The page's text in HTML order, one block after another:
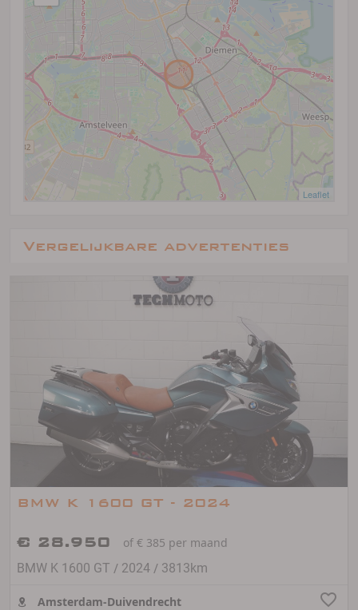
Leaflet
Vergelijkbare advertenties
BMW K 1600 GT - 2024
€ 28.950
of € 385 per maand
BMW K 1600 GT / 2024 / 3813km
Amsterdam-Duivendrecht